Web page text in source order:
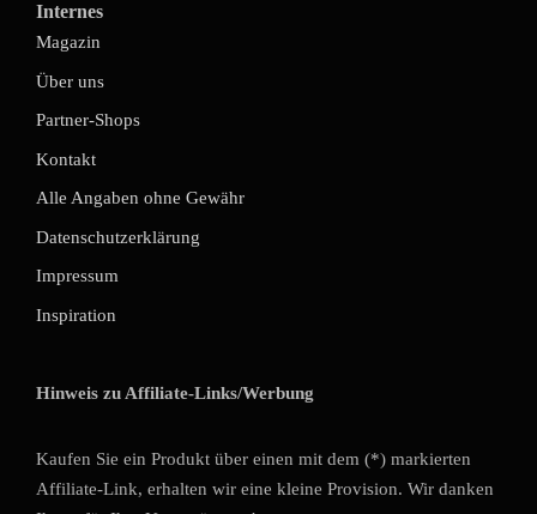
Internes
Magazin
Über uns
Partner-Shops
Kontakt
Alle Angaben ohne Gewähr
Datenschutzerklärung
Impressum
Inspiration
Hinweis zu Affiliate-Links/Werbung
Kaufen Sie ein Produkt über einen mit dem (*) markierten
Affiliate-Link, erhalten wir eine kleine Provision. Wir danken